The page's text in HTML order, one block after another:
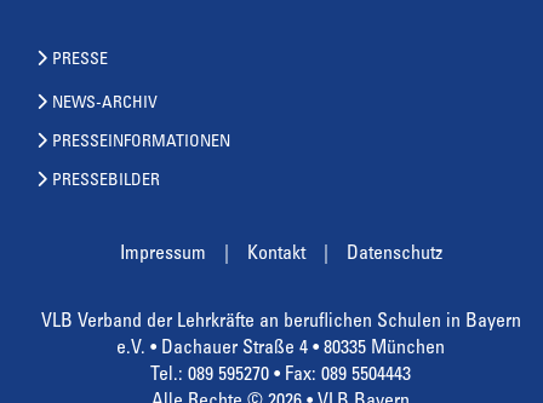
PRESSE
NEWS-ARCHIV
PRESSEINFORMATIONEN
PRESSEBILDER
Impressum Kontakt Datenschutz
VLB Verband der Lehrkräfte an beruflichen Schulen in Bayern
e.V. • Dachauer Straße 4 • 80335 München
Tel.: 089 595270 • Fax: 089 5504443